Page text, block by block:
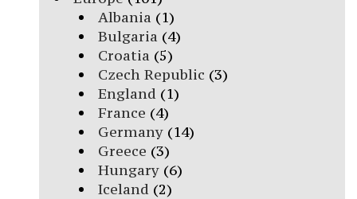
Albania (1)
Bulgaria (4)
Croatia (5)
Czech Republic (3)
England (1)
France (4)
Germany(14)
Greece (3)
Hungary(6)
Iceland (2)